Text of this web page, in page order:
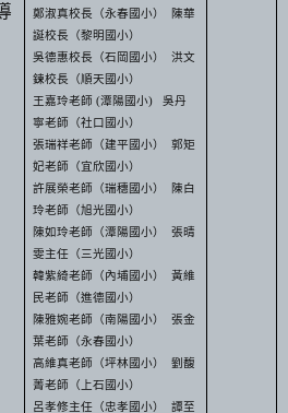
鄭淑真校長（永春國小）
陳華
誕校長（黎明國小）
吳德惠校長（石岡國小）
洪文
鍊校長（順天國小）
王嘉玲老師 (潭陽國小) 吳丹
寧老師（社口國小）
張瑞祥老師（建平國小）
郭矩
妃老師（宜欣國小）
許展榮老師（瑞穗國小）
陳白
玲老師（旭光國小）
陳如玲老師（潭陽國小）
張晴
雯主任（三光國小）
韓紫綺老師（內埔國小）
黃維
民老師（進德國小）
陳雅婉老師 （南陽國小）
張金
葉老師（永春國小）
高維真老師（坪林國小）
劉馥
菁老師（上石國小）
呂孝修主任（忠孝國小）
譚至